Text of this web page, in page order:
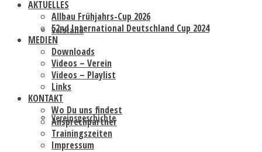
Vorstand
Vereinsgeschichte
AKTUELLES
Allbau Frühjahrs-Cup 2026
52nd International Deutschland Cup 2024
MEDIEN
Downloads
Videos – Verein
Videos – Playlist
Links
KONTAKT
Wo Du uns findest
Ansprechpartner
Trainingszeiten
Impressum